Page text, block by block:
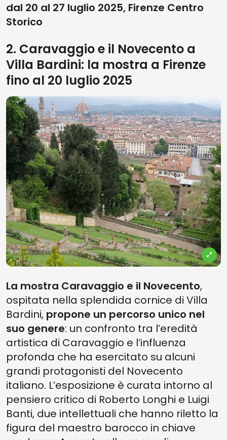
dal 20 al 27 luglio 2025, Firenze Centro
Storico
2. Caravaggio e il Novecento a
Villa Bardini: la mostra a Firenze
fino al 20 luglio 2025
La mostra Caravaggio e il Novecento,
ospitata nella splendida cornice di Villa
Bardini, propone un percorso unico nel
suo genere: un confronto tra l’eredità
artistica di Caravaggio e l’influenza
profonda che ha esercitato su alcuni
grandi protagonisti del Novecento
italiano. L’esposizione è curata intorno al
pensiero critico di Roberto Longhi e Luigi
Banti, due intellettuali che hanno riletto la
figura del maestro barocco in chiave